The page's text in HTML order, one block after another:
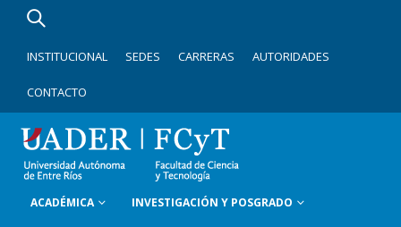
INSTITUCIONAL SEDES CARRERAS AUTORIDADES
CONTACTO
ACADÉMICA INVESTIGACIÓN Y POSGRADO